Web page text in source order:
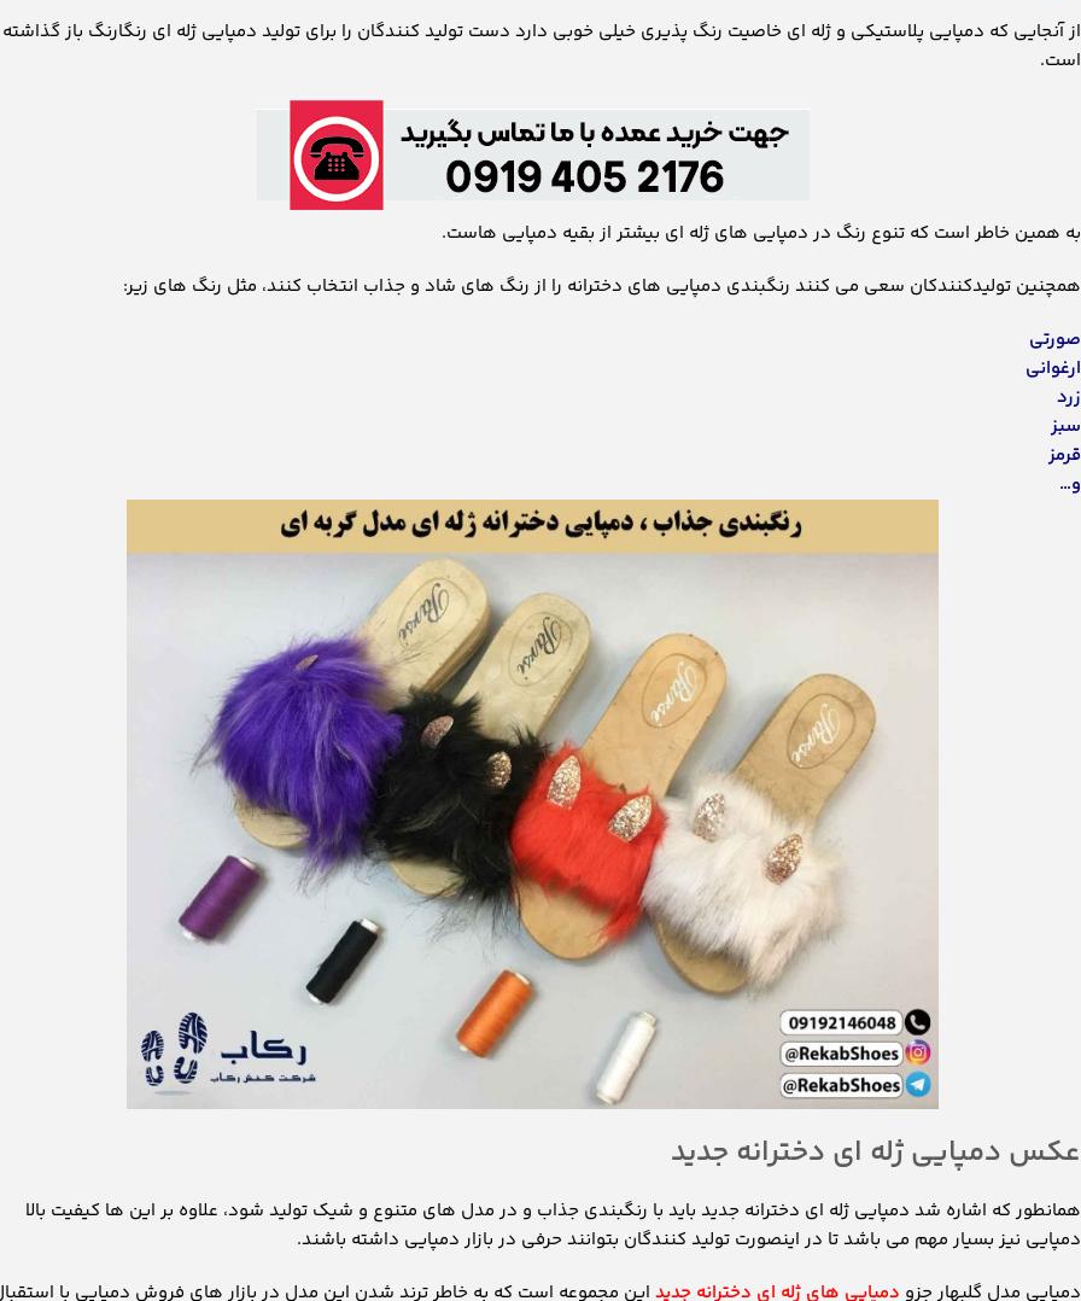
از آنجایی که دمپایی پلاستیکی و ژله ای خاصیت رنگ پذیری خیلی خوبی دارد دست تولید کنندگان را برای تولید دمپایی ژله ای رنگارنگ باز گذاشته
است.
به همین خاطر است که تنوع رنگ در دمپایی های ژله ای بیشتر از بقیه دمپایی هاست.
همچنین تولیدکنندکان سعی می کنند رنگبندی دمپایی های دخترانه را از رنگ های شاد و جذاب انتخاب کنند، مثل رنگ های زیر:
صورتی
ارغوانی
زرد
سبز
قرمز
و…
عکس دمپایی ژله ای دخترانه جدید
همانطور که اشاره شد دمپایی ژله ای دخترانه جدید باید با رنگبندی جذاب و در مدل های متنوع و شیک تولید شود، علاوه بر این ها کیفیت بالا
دمپایی نیز بسیار مهم می باشد تا در اینصورت تولید کنندگان بتوانند حرفی در بازار دمپایی داشته باشند.
دمپایی مدل گلبهار جزو دمپایی های ژله ای دخترانه جدید این مجموعه است که به خاطر ترند شدن این مدل در بازار های فروش دمپایی با